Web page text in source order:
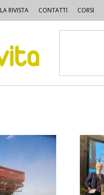
LA RIVISTA CONTATTI CORSI